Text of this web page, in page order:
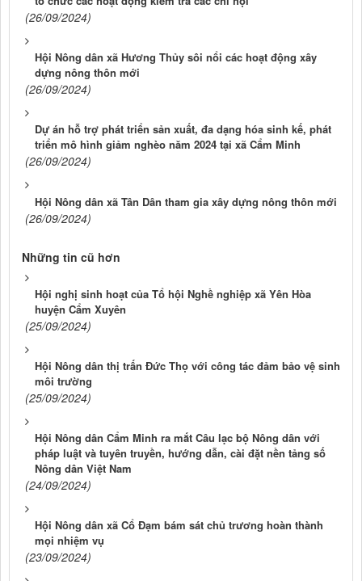
(26/09/2024)
Hội Nông dân xã Hương Thủy sôi nổi các hoạt động xây
dựng nông thôn mới
(26/09/2024)
Dự án hỗ trợ phát triển sản xuất, đa dạng hóa sinh kế, phát
triển mô hình giảm nghèo năm 2024 tại xã Cẩm Minh
(26/09/2024)
Hội Nông dân xã Tân Dân tham gia xây dựng nông thôn mới
(26/09/2024)
Những tin cũ hơn
Hội nghị sinh hoạt của Tổ hội Nghề nghiệp xã Yên Hòa
huyện Cẩm Xuyên
(25/09/2024)
Hội Nông dân thị trấn Đức Thọ với công tác đảm bảo vệ sinh
môi trường
(25/09/2024)
Hội Nông dân Cẩm Minh ra mắt Câu lạc bộ Nông dân với
pháp luật và tuyên truyền, hướng dẫn, cài đặt nền tảng số
Nông dân Việt Nam
(24/09/2024)
Hội Nông dân xã Cổ Đạm bám sát chủ trương hoàn thành
mọi nhiệm vụ
(23/09/2024)